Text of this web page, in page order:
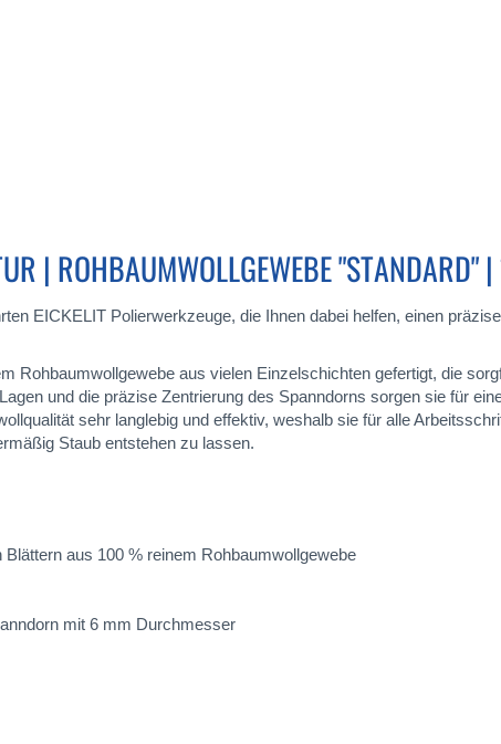
| ROHBAUMWOLLGEWEBE "STANDARD"
EICKELIT Polierwerkzeuge, die Ihnen dabei helfen, einen
Rohbaumwollgewebe aus vielen Einzelschichten gefertigt, die
und die präzise Zentrierung des Spanndorns sorgen sie für
sehr langlebig und effektiv, weshalb sie für alle
Staub entstehen zu lassen.
aus 100 % reinem Rohbaumwollgewebe
mit 6 mm Durchmesser